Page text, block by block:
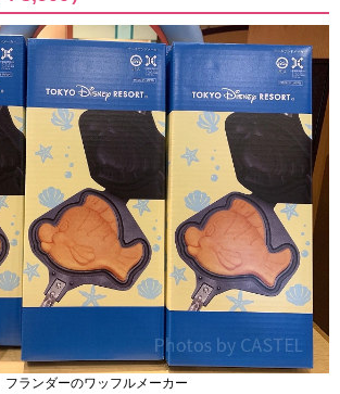
フランダーのワッフルメーカー